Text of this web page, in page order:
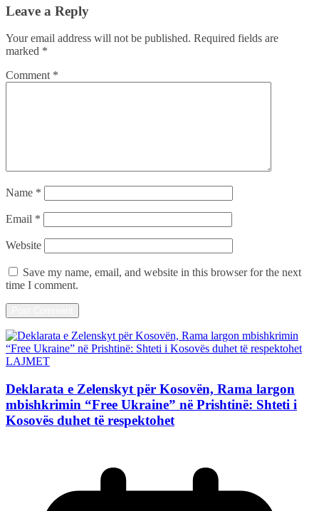
Leave a Reply
Your email address will not be published. Required fields are
marked *
Comment *
Name *
Email *
Website
Save my name, email, and website in this browser for the next
time I comment.
LAJMET
Deklarata e Zelenskyt për Kosovën, Rama largon
mbishkrimin “Free Ukraine” në Prishtinë: Shteti i
Kosovës duhet të respektohet